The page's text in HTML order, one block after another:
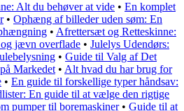
Alt du behøver at vide • En komplet
• Ophæng af billeder uden søm: En
• Afrettersæt og Retteskinne:
jævn overflade • Julelys Udendørs:
• Guide til Valg af Det
Markedet • Alt hvad du har brug for
• En guide til forskellige typer håndsav:
En guide til at vælge den rigtige
pumper til boremaskiner• Guide til at